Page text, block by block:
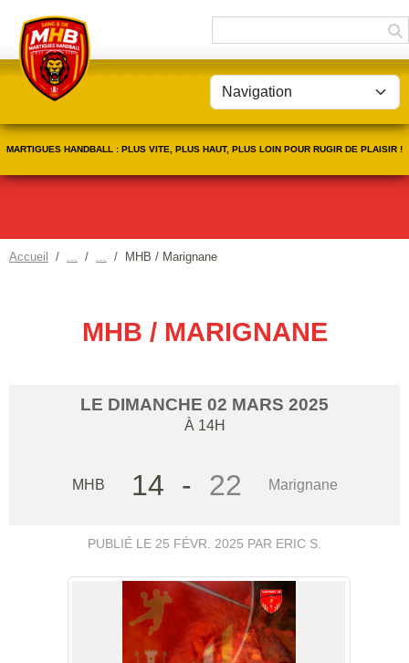
MARTIGUES HANDBALL : PLUS VITE, PLUS HAUT, PLUS LOIN POUR RUGIR DE PLAISIR !
Accueil MHB / Marignane
MHB / MARIGNANE
LE DIMANCHE 02 MARS 2025
À 14H
MHB 14 - 22 Marignane
PUBLIÉ LE 25 FÉVR. 2025 PAR ERIC S.